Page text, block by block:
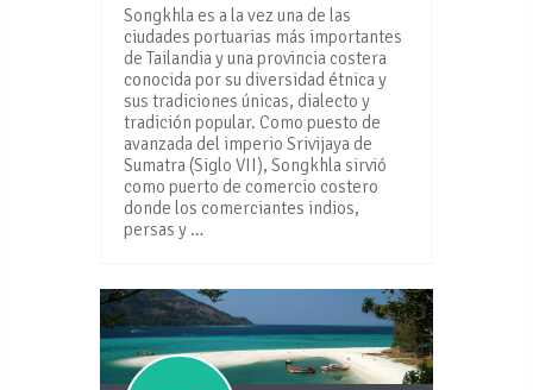
Songkhla es a la vez una de las
ciudades portuarias más importantes
de Tailandia y una provincia costera
conocida por su diversidad étnica y
sus tradiciones únicas, dialecto y
tradición popular. Como puesto de
avanzada del imperio Srivijaya de
Sumatra (Siglo VII), Songkhla sirvió
como puerto de comercio costero
donde los comerciantes indios,
persas y …